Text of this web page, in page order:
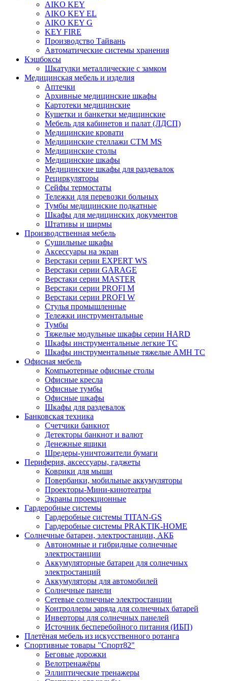
AIKO KEY
AIKO KEY EL
AIKO KEY G
KEY FIRE
Производство Тайвань
Автоматические системы хранения
Кэшбоксы
Шкатулки металлические с замком
Медицинская мебель и изделия
Аптечки
Архивные медицинские шкафы
Картотеки медицинские
Кушетки и банкетки медицинские
Мебель для кабинетов и палат (ЛДСП)
Медицинские кровати
Медицинские стеллажи CTM MS
Медицинские столы
Медицинские шкафы
Медицинские шкафы для раздевалок
Рециркуляторы
Сейфы термостаты
Тележки для перевозки больных
Тумбы медицинские подкатные
Шкафы для медицинских документов
Штативы и ширмы
Производственная мебель
Cушильные шкафы
Аксессуары на экран
Верстаки серии EXPERT WS
Верстаки серии GARAGE
Верстаки серии MASTER
Верстаки серии PROFI M
Верстаки серии PROFI W
Стулья промышленные
Тележки инструментальные
Тумбы
Тяжелые модульные шкафы серии HARD
Шкафы инструментальные легкие ТС
Шкафы инструментальные тяжелые AMH TC
Офисная мебель
Компьютерные офисные столы
Офисные кресла
Офисные тумбы
Офисные шкафы
Шкафы для раздевалок
Банковская техника
Счетчики банкнот
Детекторы банкнот и валют
Денежные ящики
Шредеры-уничтожители бумаги
Периферия, аксессуары, гаджеты
Коврики для мыши
Повербанки, мобильные аккумуляторы
Проекторы-Мини-кинотеатры
Экраны проекционные
Гардеробные системы
Гардеробные системы TITAN-GS
Гардеробные системы PRAKTIK-HOME
Солнечные батареи, электростанции, АКБ
Автономные и гибридные солнечные
электростанции
Аккумуляторные батареи для солнечных
электростанций
Аккумуляторы для автомобилей
Солнечные панели
Сетевые солнечные электростанции
Контроллеры заряда для солнечных батарей
Инверторы для солнечных панелей
Источник бесперебойного питания (ИБП)
Плетёная мебель из искусственного ротанга
Спортивные товары "Спорт82"
Беговые дорожки
Велотренажёры
Эллиптические тренажеры